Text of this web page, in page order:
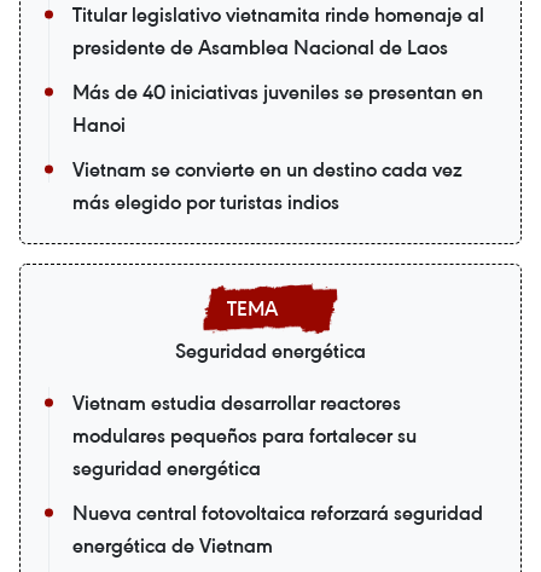
Titular legislativo vietnamita rinde homenaje al
presidente de Asamblea Nacional de Laos
Más de 40 iniciativas juveniles se presentan en
Hanoi
Vietnam se convierte en un destino cada vez
más elegido por turistas indios
Seguridad energética
Vietnam estudia desarrollar reactores
modulares pequeños para fortalecer su
seguridad energética
Nueva central fotovoltaica reforzará seguridad
energética de Vietnam